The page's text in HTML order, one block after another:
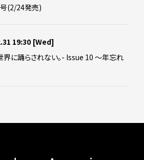
(2/24発売)
19:30 [Wed]
界に踊らされない。- Issue 10 ～年忘れ